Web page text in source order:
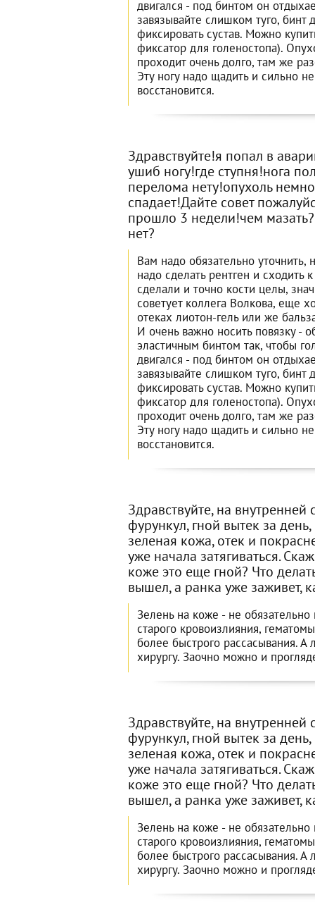
двигался - под бинтом он
завязывайте слишком туго, бинт
фиксировать сустав. Можно
фиксатор для голеностопа).
проходит очень долго, там же
Эту ногу надо щадить и сильно
восстановится.
Здравствуйте!я попал в
ушиб ногу!где ступня!нога
перелома нету!опухоль
спадает!Дайте совет
прошло 3 недели!чем
нет?
Вам надо обязательно уточнить,
надо сделать рентген и сходить
сделали и точно кости целы,
советует коллега Волкова, еще
отеках лиотон-гель или же
И очень важно носить повязку -
эластичным бинтом так, чтобы
двигался - под бинтом он
завязывайте слишком туго, бинт
фиксировать сустав. Можно
фиксатор для голеностопа).
проходит очень долго, там же
Эту ногу надо щадить и сильно
восстановится.
Здравствуйте, на
фурункул, гной вытек за
зеленая кожа, отек и
уже начала затягиваться.
коже это еще гной? Что
вышел, а ранка уже заживет,
Зелень на коже - не обязательно
старого кровоизлияния,
более быстрого рассасывания. А
хирургу. Заочно можно и
Здравствуйте, на
фурункул, гной вытек за
зеленая кожа, отек и
уже начала затягиваться.
коже это еще гной? Что
вышел, а ранка уже заживет,
Зелень на коже - не обязательно
старого кровоизлияния,
более быстрого рассасывания. А
хирургу. Заочно можно и